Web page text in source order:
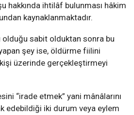
hakkında ihtilâf bulunması hâkim
kaynaklanmaktadır.
sabit olduktan sonra bu
şey ise, öldürme fiilini
kişi üzerinde gerçekleştirmeyi
“irade etmek” yani mânâlarını
edebildiği iki durum veya eylem